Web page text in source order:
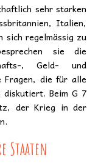
sehr starken
Italien,
sich regelmässig zu
sie die
, Geld- und
Fragen, die für alle
Beim G 7
der Krieg in der
Staaten